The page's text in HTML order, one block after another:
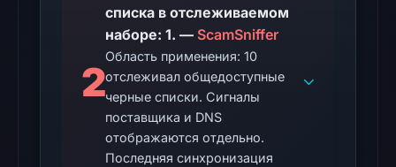
responded
HTTP
403
on
Aug
7,
2
списка в отслеживаемом
наборе: 1. — ScamSniffer
Область применения: 10
отслеживал общедоступные
черные списки. Сигналы
поставщика и DNS
отображаются отдельно.
Последняя синхронизация